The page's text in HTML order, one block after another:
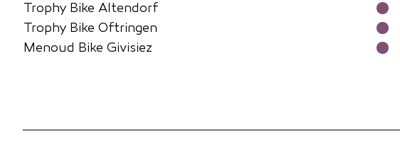
Trophy Bike Altendorf
Trophy Bike Oftringen
Menoud Bike Givisiez